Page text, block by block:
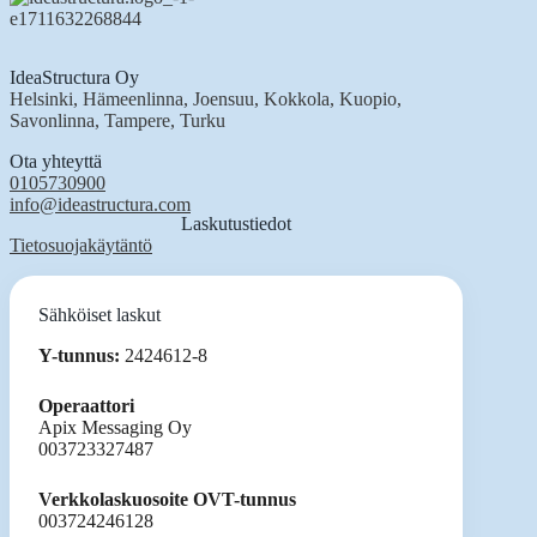
IdeaStructura Oy
Helsinki, Hämeenlinna, Joensuu, Kokkola, Kuopio,
Savonlinna, Tampere, Turku
Ota yhteyttä
0105730900
info@ideastructura.com
Tietosuojakäytäntö
Laskutustiedot
Sähköiset laskut
Y-tunnus: 2424612-8
Operaattori
Apix Messaging Oy
003723327487
Verkkolaskuosoite OVT-tunnus
003724246128